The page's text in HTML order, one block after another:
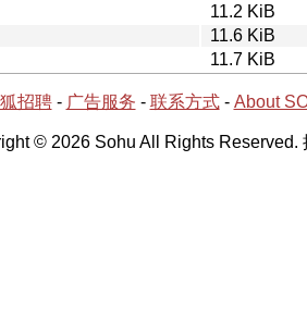
11.2 KiB
11.6 KiB
11.7 KiB
招聘- 广告服务 - 联系方式- About
© 2026 Sohu All Rights Reserved.